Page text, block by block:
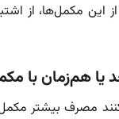
این مکمل‌ها، از
هم‌زمان با
مصرف بیشتر